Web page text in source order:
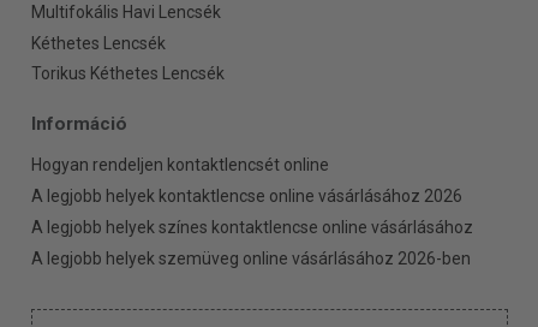
Multifokális Havi Lencsék
Kéthetes Lencsék
Torikus Kéthetes Lencsék
Információ
Hogyan rendeljen kontaktlencsét online
A legjobb helyek kontaktlencse online vásárlásához 2026
A legjobb helyek színes kontaktlencse online vásárlásához
A legjobb helyek szemüveg online vásárlásához 2026-ben